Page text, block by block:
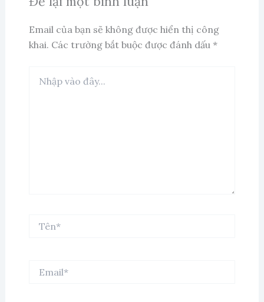
Email của bạn sẽ không được hiển thị công
khai. Các trường bắt buộc được đánh dấu *
vào